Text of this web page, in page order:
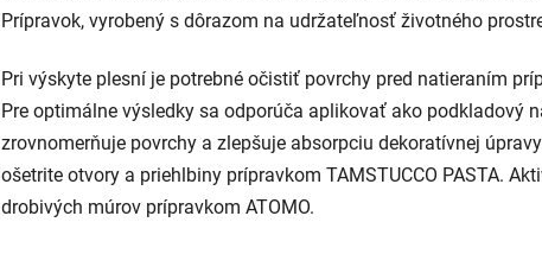
Prípravok, vyrobený s dôrazom na udržateľnosť životného
Pri výskyte plesní je potrebné očistiť povrchy pred natieraním
Pre optimálne výsledky sa odporúča aplikovať ako podkladový
zrovnomerňuje povrchy a zlepšuje absorpciu dekoratívnej
ošetrite otvory a priehlbiny prípravkom TAMSTUCCO PASTA.
drobivých múrov prípravkom ATOMO.